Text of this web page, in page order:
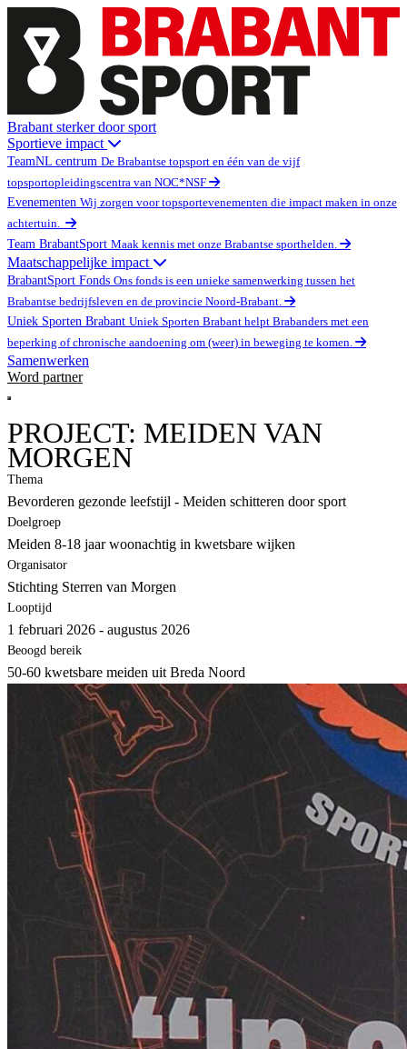
Brabant sterker door sport
Sportieve impact
TeamNL centrum De Brabantse topsport en één van de vijf
topsportopleidingscentra van NOC*NSF
Evenementen Wij zorgen voor topsportevenementen die impact maken in onze
achtertuin.
Team BrabantSport Maak kennis met onze Brabantse sporthelden.
Maatschappelijke impact
BrabantSport Fonds Ons fonds is een unieke samenwerking tussen het
Brabantse bedrijfsleven en de provincie Noord-Brabant.
Uniek Sporten Brabant Uniek Sporten Brabant helpt Brabanders met een
beperking of chronische aandoening om (weer) in beweging te komen.
Samenwerken
Word partner
Open main menu
PROJECT: MEIDEN VAN
MORGEN
Thema
Bevorderen gezonde leefstijl - Meiden schitteren door sport
Doelgroep
Meiden 8-18 jaar woonachtig in kwetsbare wijken
Organisator
Stichting Sterren van Morgen
Looptijd
1 februari 2026 - augustus 2026
Beoogd bereik
50-60 kwetsbare meiden uit Breda Noord